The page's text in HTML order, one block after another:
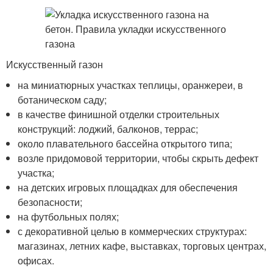
Искусственный газон
на миниатюрных участках теплицы, оранжереи, в
ботаническом саду;
в качестве финишной отделки строительных
конструкций: лоджий, балконов, террас;
около плавательного бассейна открытого типа;
возле придомовой территории, чтобы скрыть дефект
участка;
на детских игровых площадках для обеспечения
безопасности;
на футбольных полях;
с декоративной целью в коммерческих структурах:
магазинах, летних кафе, выставках, торговых центрах,
офисах.